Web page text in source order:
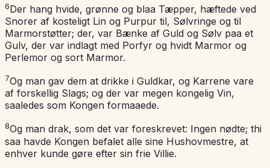
6Der hang hvide, grønne og blaa Tæpper, hæftede ved
Snorer af kosteligt Lin og Purpur til, Sølvringe og til
Marmorstøtter; der, var Bænke af Guld og Sølv paa et
Gulv, der var indlagt med Porfyr og hvidt Marmor og
Perlemor og sort Marmor.
7Og man gav dem at drikke i Guldkar, og Karrene vare
af forskellig Slags; og der var megen kongelig Vin,
saaledes som Kongen formaaede.
8Og man drak, som det var foreskrevet: Ingen nødte; thi
saa havde Kongen befalet alle sine Hushovmestre, at
enhver kunde gøre efter sin frie Villie.